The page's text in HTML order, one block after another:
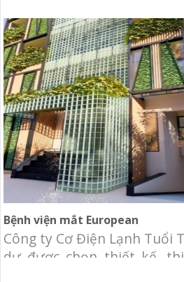
Chủ đầu tư: Bệnh viện Chợ
Nguyễn Chí Thanh,
Minh.Hạng mục: Cung
cơ điện
Bệnh viện mắt European
Công ty Cơ Điện Lạnh Tuổi
dự được chọn thiết kế,